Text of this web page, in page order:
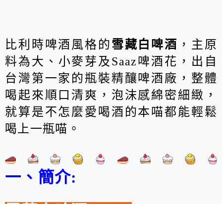
比利時啤酒風格的雪藏白啤酒 ，主原
料為大、小麥芽及Saaz啤酒花，出自
台灣第一家的瓶裝精釀啤酒廠，整體
喝起來順口清爽，泡沫感綿密細緻，
就算是不怎麼愛喝酒的本喵都能輕鬆
喝上一瓶喵。
一、簡介: